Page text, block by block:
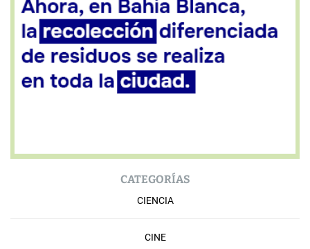
CATEGORÍAS
CIENCIA
CINE